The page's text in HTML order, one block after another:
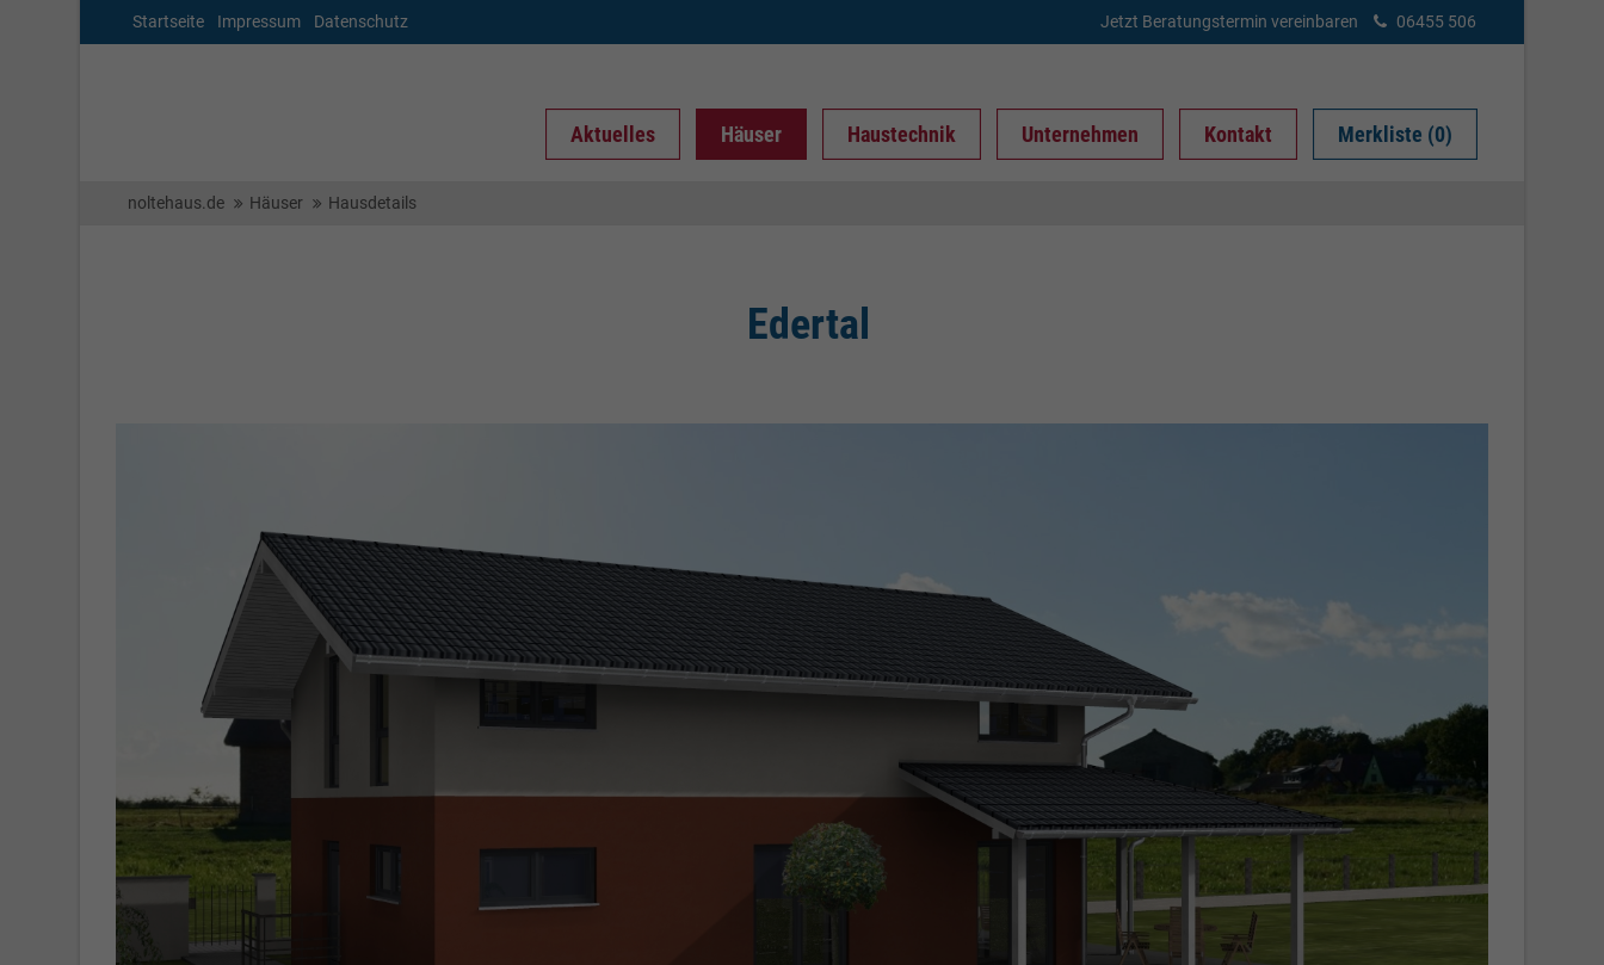
Startseite Impressum Datenschutz Jetzt Beratungstermin vereinbaren 06455 506
Aktuelles Häuser Haustechnik Unternehmen Kontakt Merkliste (0)
noltehaus.de Häuser Hausdetails
Edertal